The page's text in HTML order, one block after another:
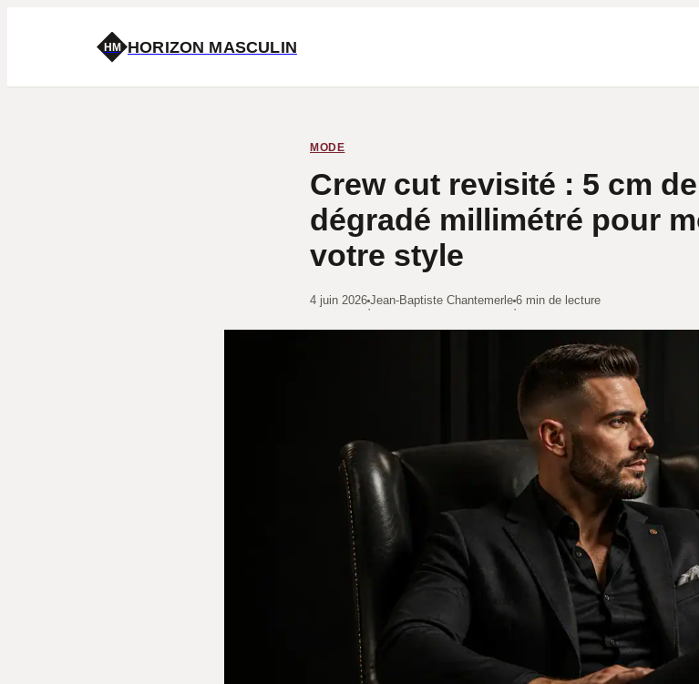
HM HORIZON MASCULIN
MODE
Crew cut revisité : 5 cm
dégradé millimétré pour
votre style
4 juin 2026
·
Jean-Baptiste Chantemerle
·
6 min de lecture